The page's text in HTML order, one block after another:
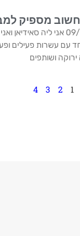
מספיק
פורסם בתאריך: 09/03/2020 אני
עם עשרות פעילים
ושותפים
1
2
3
4